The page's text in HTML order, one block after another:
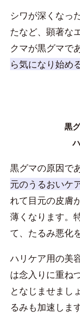
シワが深くなっ
たなど、顕著な
クマが黒グマで
ら気になり始め
黒
黒グマの原因で
元のうるおいケ
れて目元の皮膚
薄くなります。
て、たるみ悪化
ハリケア用の美
は念入りに重ね
となじませまし
るみも加速しま